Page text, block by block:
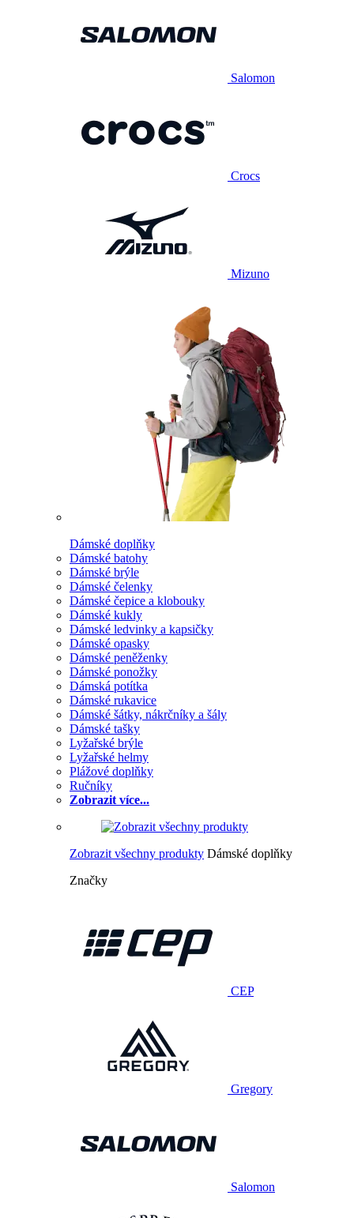
Salomon
Crocs
Mizuno
Dámské doplňky
Dámské batohy
Dámské brýle
Dámské čelenky
Dámské čepice a klobouky
Dámské kukly
Dámské ledvinky a kapsičky
Dámské opasky
Dámské peněženky
Dámské ponožky
Dámská potítka
Dámské rukavice
Dámské šátky, nákrčníky a šály
Dámské tašky
Lyžařské brýle
Lyžařské helmy
Plážové doplňky
Ručníky
Zobrazit více...
Zobrazit všechny produkty Dámské doplňky
Značky
CEP
Gregory
Salomon